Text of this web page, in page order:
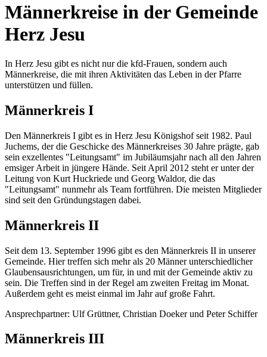
Männerkreise in der Gemeinde
Herz Jesu
In Herz Jesu gibt es nicht nur die kfd-Frauen, sondern auch
Männerkreise, die mit ihren Aktivitäten das Leben in der Pfarre
unterstützen und füllen.
Männerkreis I
Den Männerkreis I gibt es in Herz Jesu Königshof seit 1982. Paul
Juchems, der die Geschicke des Männerkreises 30 Jahre prägte, gab
sein exzellentes "Leitungsamt" im Jubiläumsjahr nach all den Jahren
emsiger Arbeit in jüngere Hände. Seit April 2012 steht er unter der
Leitung von Kurt Huckriede und Georg Waldor, die das
"Leitungsamt" nunmehr als Team fortführen. Die meisten Mitglieder
sind seit den Gründungstagen dabei.
Männerkreis II
Seit dem 13. September 1996 gibt es den Männerkreis II in unserer
Gemeinde. Hier treffen sich mehr als 20 Männer unterschiedlicher
Glaubensausrichtungen, um für, in und mit der Gemeinde aktiv zu
sein. Die Treffen sind in der Regel am zweiten Freitag im Monat.
Außerdem geht es meist einmal im Jahr auf große Fahrt.
Ansprechpartner: Ulf Grüttner, Christian Doeker und Peter Schiffer
Männerkreis III